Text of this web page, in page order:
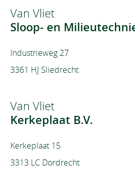
Van Vliet
Sloop- en
Industrieweg 27
3361 HJ Sliedrecht
Van Vliet
Kerkeplaat B.V.
Kerkeplaat 15
3313 LC Dordrecht